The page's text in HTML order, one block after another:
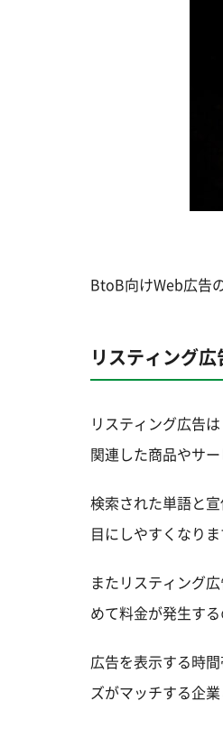
BtoB向けWeb広告
リスティング広
リスティング広告
関連した商品やサ
検索された単語と
目にしやすくなりま
またリスティング
めて料金が発生す
広告を表示する時
ズがマッチする企